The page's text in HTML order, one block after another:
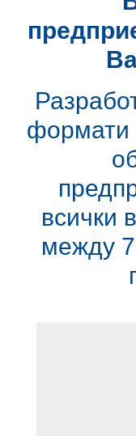
формати
всички
между 7